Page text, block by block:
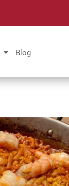
Blog